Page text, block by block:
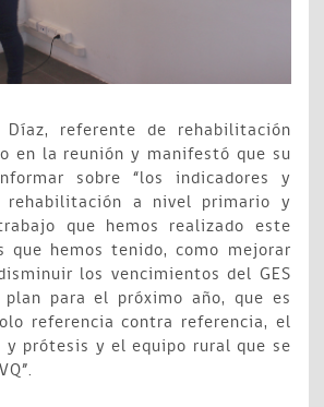
Díaz, referente de rehabilitación
en la reunión y manifestó que su
sobre “los indicadores y
a nivel primario y
que hemos realizado este
que hemos tenido, como mejorar
los vencimientos del GES
para el próximo año, que es
referencia contra referencia, el
prótesis y el equipo rural que se